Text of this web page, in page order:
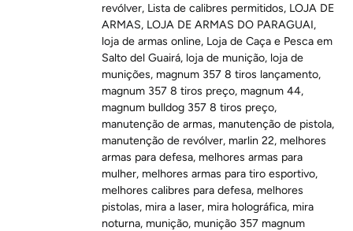
revólver, Lista de calibres permitidos, LOJA DE
ARMAS, LOJA DE ARMAS DO PARAGUAI,
loja de armas online, Loja de Caça e Pesca em
Salto del Guairá, loja de munição, loja de
munições, magnum 357 8 tiros lançamento,
magnum 357 8 tiros preço, magnum 44,
magnum bulldog 357 8 tiros preço,
manutenção de armas, manutenção de pistola,
manutenção de revólver, marlin 22, melhores
armas para defesa, melhores armas para
mulher, melhores armas para tiro esportivo,
melhores calibres para defesa, melhores
pistolas, mira a laser, mira holográfica, mira
noturna, munição, munição 357 magnum